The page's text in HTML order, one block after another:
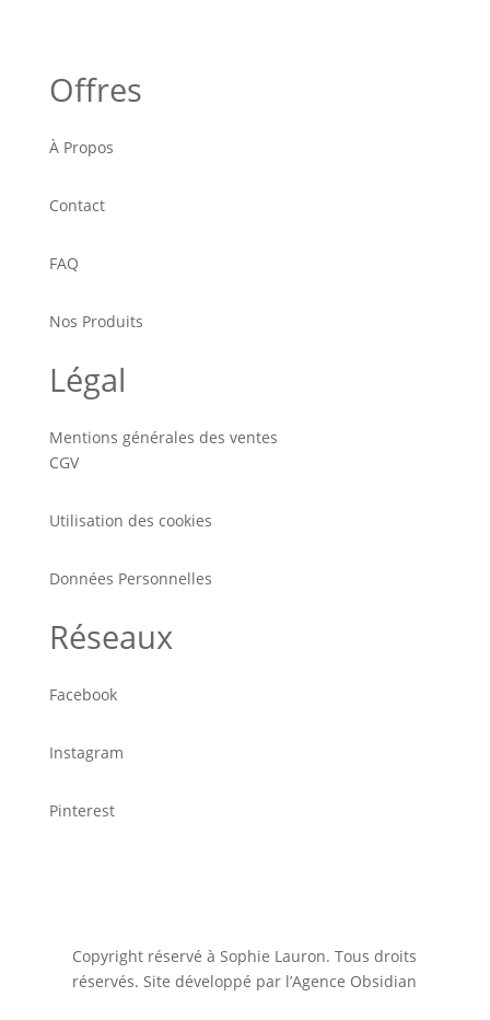
Offres
À Propos
Contact
FAQ
Nos Produits
Légal
Mentions générales des ventes
CGV
Utilisation des cookies
Données Personnelles
Réseaux
Facebook
Instagram
Pinterest
Copyright réservé à Sophie Lauron. Tous droits
réservés. Site développé par l’Agence Obsidian